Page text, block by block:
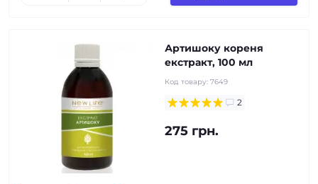
Артишоку кореня
екстракт, 100 мл
Код товару: 7649
2
275 грн.